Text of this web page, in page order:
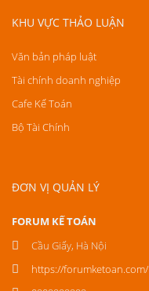
KHU VỰC THẢO LUẬN
Văn bản pháp luật
Tài chính doanh nghiệp
Cafe Kế Toán
Bộ Tài Chính
ĐƠN VỊ QUẢN LÝ
FORUM KẾ TOÁN
Cầu Giấy, Hà Nội
https://forumketoan.com/